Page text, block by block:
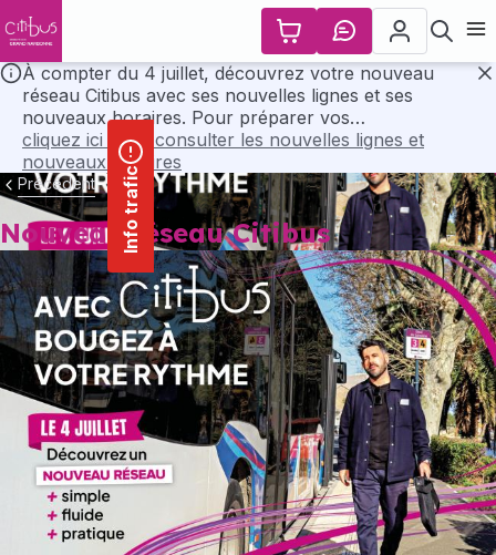
principal
À compter du 4 juillet, découvrez votre nouveau
réseau Citibus avec ses nouvelles lignes et ses
nouveaux horaires. Pour préparer vos
déplacements, consultez l’ensemble des horaires et
les plans du nouveau réseau en cliquant ci-dessous..
cliquez ici pour consulter les nouvelles lignes et
nouveaux horaires
Info trafic
Précédent
Nouveau réseau Citibus
Panneau de gestion des cookies